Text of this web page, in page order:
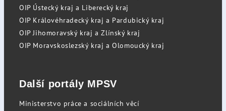
OIP Ústecký kraj a Liberecký kraj
OIP Královéhradecký kraj a Pardubický kraj
OIP Jihomoravský kraj a Zlínský kraj
OIP Moravskoslezský kraj a Olomoucký kraj
Další portály MPSV
Ministerstvo práce a sociálních věcí